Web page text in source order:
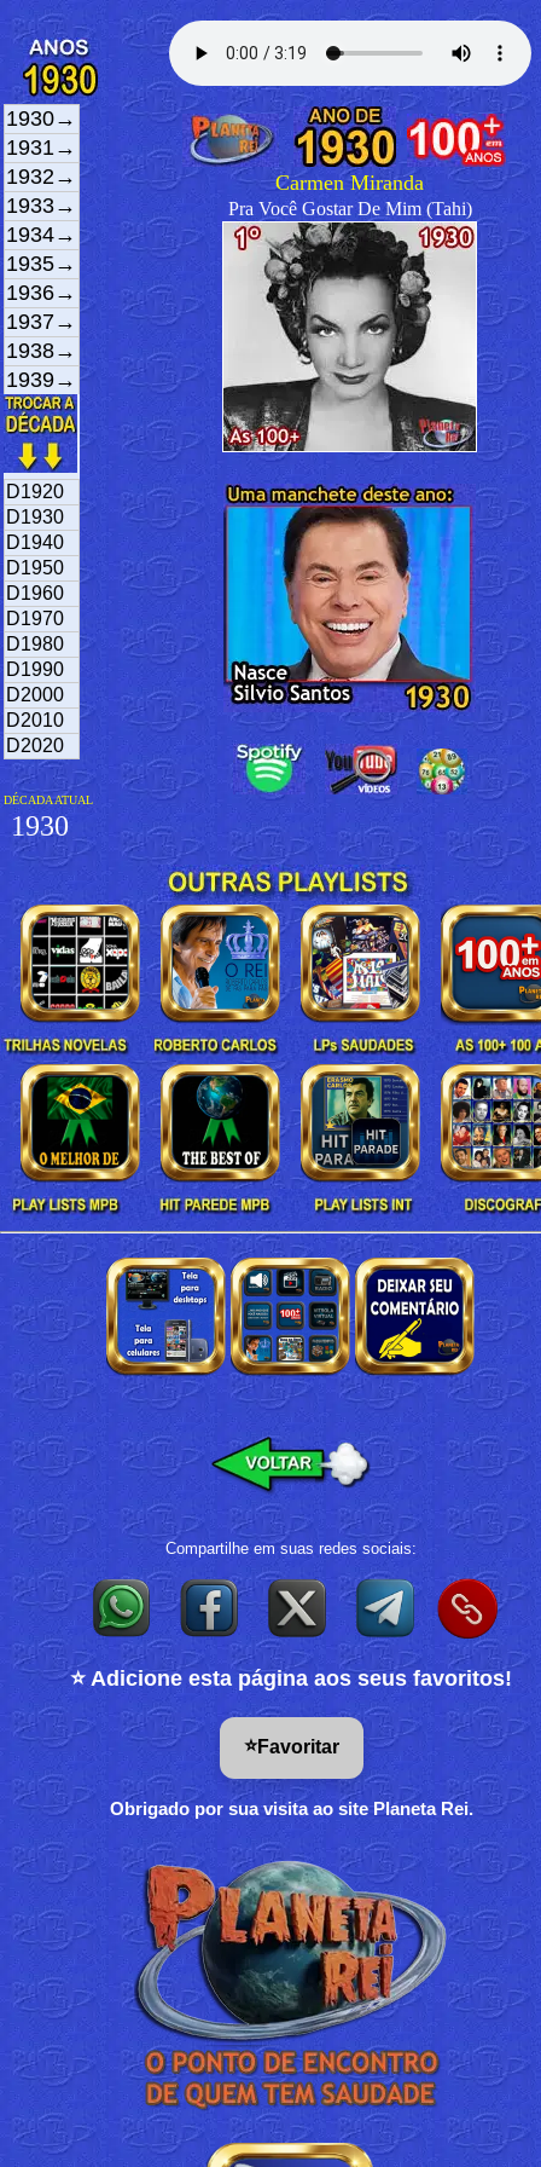
1930→
1931→
1932→
1933→
1934→
1935→
1936→
1937→
1938→
1939→
D1920
D1930
D1940
D1950
D1960
D1970
D1980
D1990
D2000
D2010
D2020
DÉCADA ATUAL
1930
Carmen Miranda
Pra Você Gostar De Mim (Tahi)
Compartilhe em suas redes sociais:
⭐ Adicione esta página aos seus favoritos!
⭐Favoritar
Obrigado por sua visita ao site Planeta Rei.